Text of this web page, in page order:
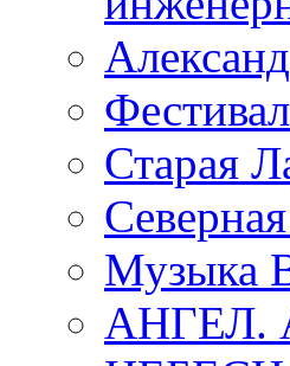
Старая
Музыка
АНГЕЛ.